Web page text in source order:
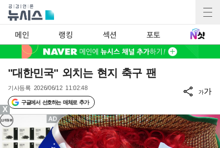
메인 랭킹 섹션 포토
"대한민국" 외치는 현지 축구 팬
기사등록 2026/06/12 11:02:48
구글에서 선호하는 매체로 추가
가가
X